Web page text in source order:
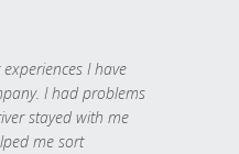
I have
I had problems
stayed with me
me sort